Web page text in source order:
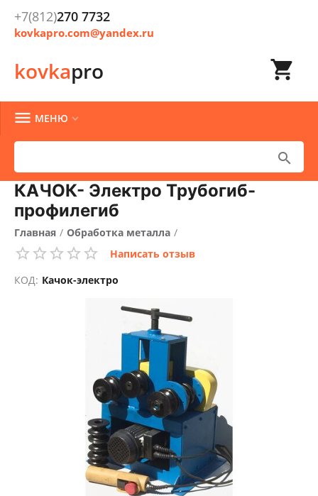
kovkapro
+7(812)270 7732
kovkapro.com@yandex.ru

 МЕНЮ 

КАЧОК- Электро Трубогиб-
профилегиб
Главная / Обработка металла /
Гибка труб, профиля и листов / Профилегибы
Написать отзыв
КОД: Качок-электро